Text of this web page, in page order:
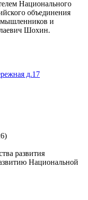
Национального
объединения
и
Шохин.
д.17
развития
Национальной